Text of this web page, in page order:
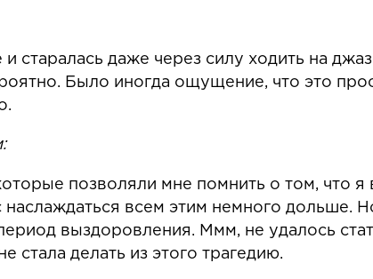
старалась даже через силу ходить на
Было иногда ощущение, что это
позволяли мне помнить о том, что
наслаждаться всем этим немного дольше.
выздоровления. Ммм, не удалось
стала делать из этого трагедию.